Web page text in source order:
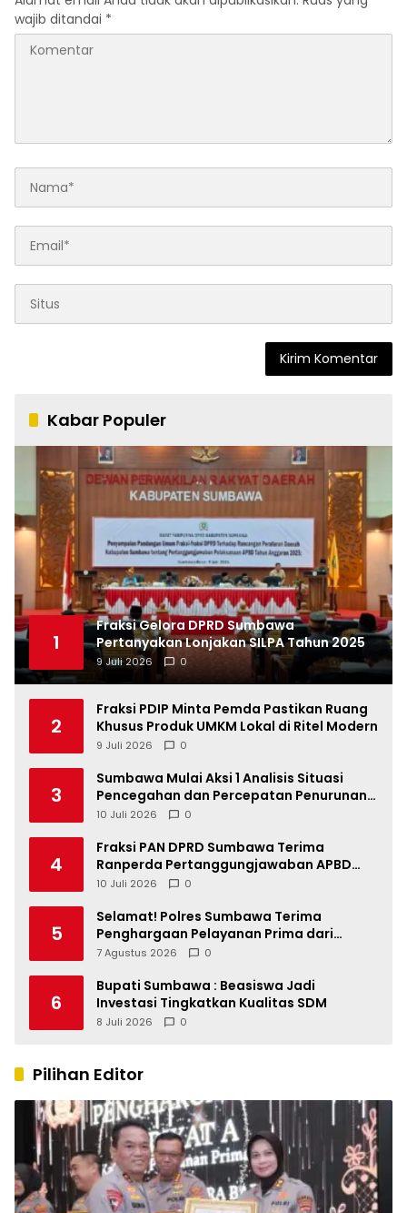
wajib ditandai *
Kabar Populer
1
Fraksi Gelora DPRD Sumbawa
Pertanyakan Lonjakan SILPA Tahun 2025
9 Juli 2026 0
2
Fraksi PDIP Minta Pemda Pastikan Ruang
Khusus Produk UMKM Lokal di Ritel Modern
9 Juli 2026 0
3
Sumbawa Mulai Aksi 1 Analisis Situasi
Pencegahan dan Percepatan Penurunan
Stunting Tahun 2026
10 Juli 2026 0
4
Fraksi PAN DPRD Sumbawa Terima
Ranperda Pertanggungjawaban APBD
2025, Soroti SILPA Rp201,68 Miliar dan
10 Juli 2026 0
5
Selamat! Polres Sumbawa Terima
Penghargaan Pelayanan Prima dari
Kapolri
7 Agustus 2026 0
6
Bupati Sumbawa : Beasiswa Jadi
Investasi Tingkatkan Kualitas SDM
8 Juli 2026 0
Pilihan Editor